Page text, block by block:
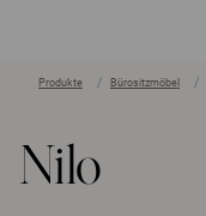
Produkte Bürositzmöbel
Nilo